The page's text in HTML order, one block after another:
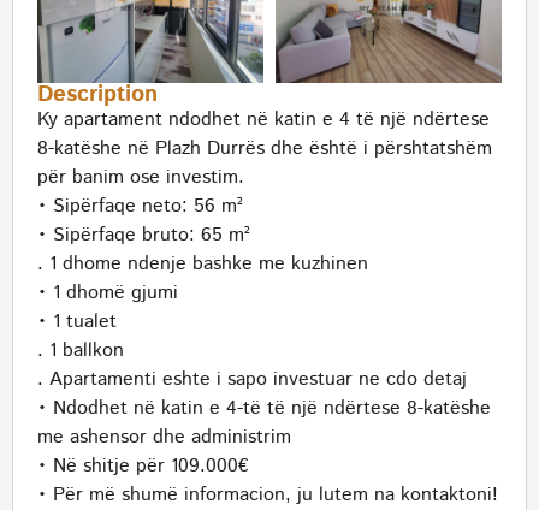
Description
Ky apartament ndodhet në katin e 4 të një ndërtese
8-katëshe në Plazh Durrës dhe është i përshtatshëm
për banim ose investim.
• Sipërfaqe neto: 56 m²
• Sipërfaqe bruto: 65 m²
. 1 dhome ndenje bashke me kuzhinen
• 1 dhomë gjumi
• 1 tualet
. 1 ballkon
. Apartamenti eshte i sapo investuar ne cdo detaj
• Ndodhet në katin e 4-të të një ndërtese 8-katëshe
me ashensor dhe administrim
• Në shitje për 109.000€
• Për më shumë informacion, ju lutem na kontaktoni!